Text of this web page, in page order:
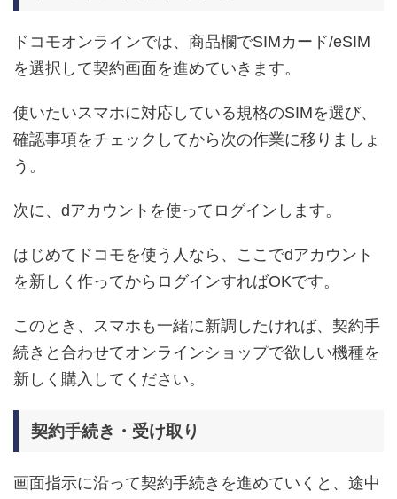
ドコモオンラインでは、商品欄でSIMカード/eSIM
を選択して契約画面を進めていきます。
使いたいスマホに対応している規格のSIMを選び、
確認事項をチェックしてから次の作業に移りましょ
う。
次に、dアカウントを使ってログインします。
はじめてドコモを使う人なら、ここでdアカウント
を新しく作ってからログインすればOKです。
このとき、スマホも一緒に新調したければ、契約手
続きと合わせてオンラインショップで欲しい機種を
新しく購入してください。
契約手続き・受け取り
画面指示に沿って契約手続きを進めていくと、途中